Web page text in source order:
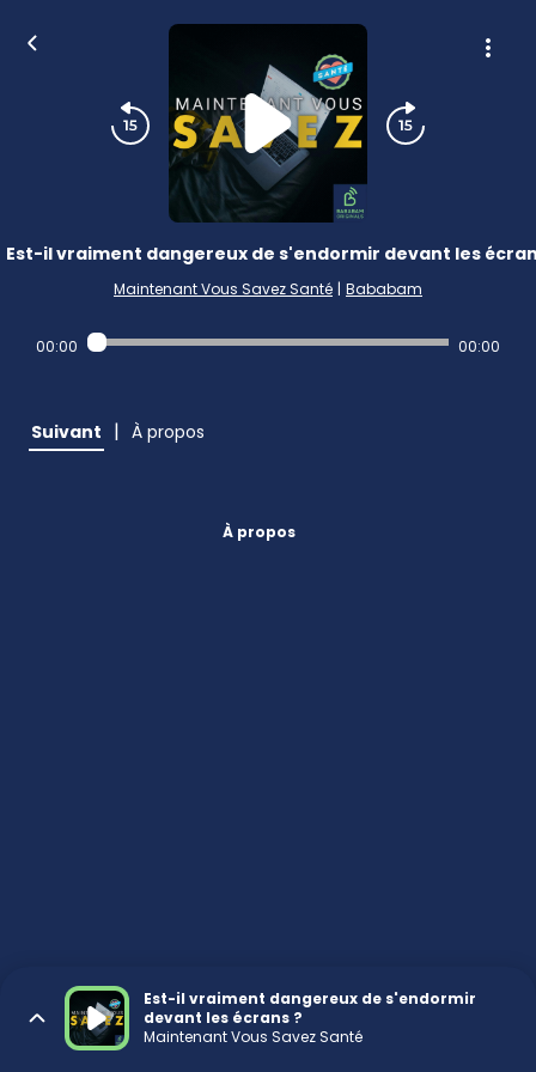
Est-il vraiment dangereux de s'endormir devant les
Maintenant Vous Savez Santé | Bababam
00:00 00:00
Suivant | À propos
À propos
Est-il vraiment dangereux de s'endormir
devant les écrans ?
Maintenant Vous Savez Santé